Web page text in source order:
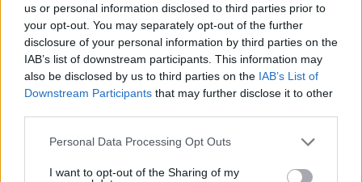
us or personal information disclosed to third parties prior to
your opt-out. You may separately opt-out of the further
disclosure of your personal information by third parties on the
IAB’s list of downstream participants. This information may
also be disclosed by us to third parties on the IAB’s List of
Downstream Participants that may further disclose it to other
Please note that this website/app uses one or more Google
not limited to your visit or usage behaviour. You may click to
Personal Data Processing Opt Outs
I want to opt-out of the Sharing of my
Αθλητικές μεταδόσεις: Πού θα δείτε Παναθηναϊκός-
Βίκινγκουρ και Στεάουα-ΠΑΟΚ
Παναθηναϊκός και ΠΑΟΚ ρίχνονται στη «μάχη» της
ανατροπής κόντρα σε Βίκινγκουρ και Στεάουα ώστε
20.02.2025, 08:14 4